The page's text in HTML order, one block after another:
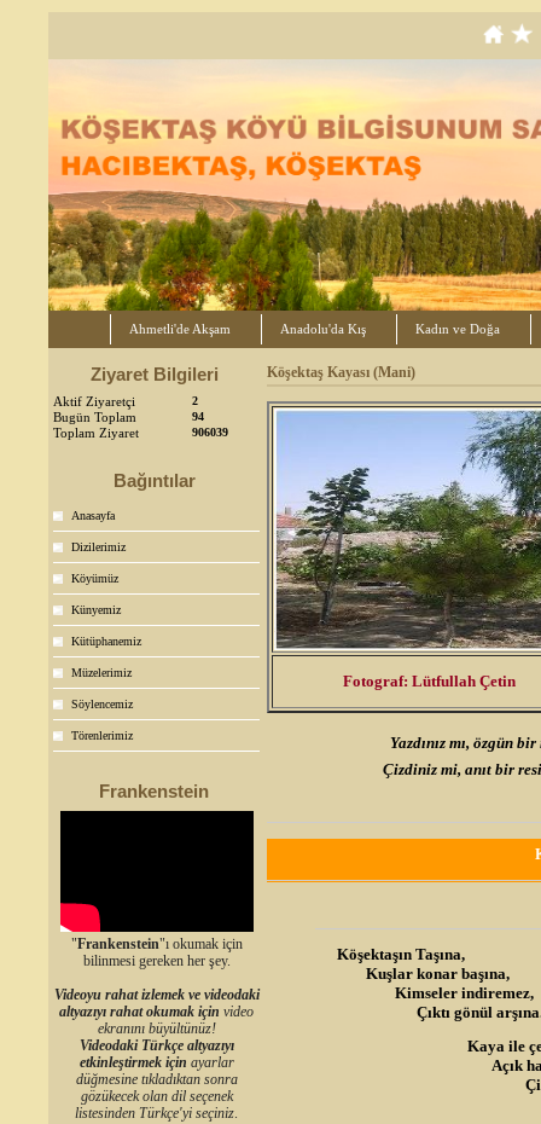
Ahmetli'de Akşam Anadolu'da Kış Kadın ve Doğa
Ziyaret Bilgileri
Aktif Ziyaretçi 2
Bugün Toplam 94
Toplam Ziyaret 906039
Bağıntılar
Anasayfa
Dizilerimiz
Köyümüz
Künyemiz
Kütüphanemiz
Müzelerimiz
Söylencemiz
Törenlerimiz
Frankenstein
"Frankenstein"ı okumak için
bilinmesi gereken her şey.
Videoyu rahat izlemek ve videodaki
altyazıyı rahat okumak için video
ekranını büyültünüz!
Videodaki Türkçe altyazıyı
etkinleştirmek için ayarlar
düğmesine tıkladıktan sonra
gözükecek olan dil seçenek
listesinden Türkçe'yi seçiniz.
Köşektaş Kayası (Mani)
Fotograf: Lütfullah Çetin
Yazdınız mı, özgün
Çizdiniz mi, anıt bir
Köşektaşın Taşına,
Kuşlar konar başına,
Kimseler indiremez,
Çıktı gönül
Kaya ile
Açık hava
Çizilmiş bir